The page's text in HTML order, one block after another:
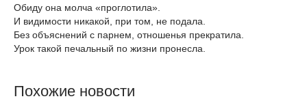
Обиду она молча «проглотила».
И видимости никакой, при том, не подала.
Без объяснений с парнем, отношенья прекратила.
Урок такой печальный по жизни пронесла.
Похожие новости